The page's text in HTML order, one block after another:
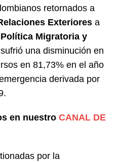
retornados a
Exteriores a
Migratoria y
una disminución en
en 81,73% en el año
derivada por
en nuestro CANAL DE
por la